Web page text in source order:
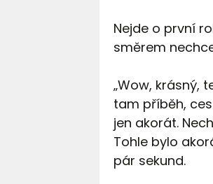
Nejde o první
směrem
„Wow, krásný,
tam příběh,
jen akorát.
Tohle bylo
pár sekund.